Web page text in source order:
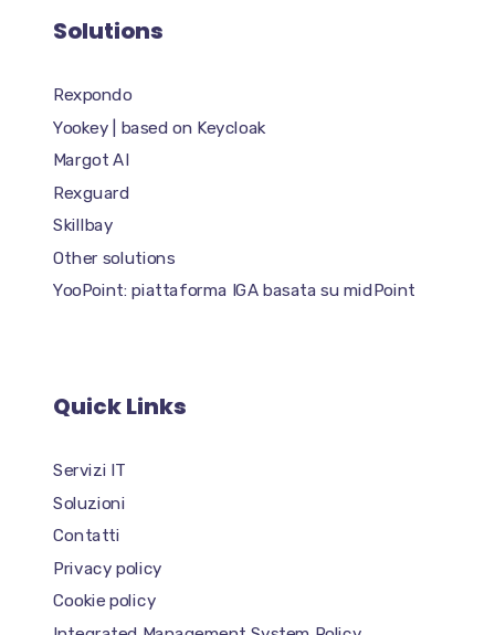
Solutions
Rexpondo
Yookey | based on Keycloak
Margot AI
Rexguard
Skillbay
Other solutions
YooPoint: piattaforma IGA basata su midPoint
Quick Links
Servizi IT
Soluzioni
Contatti
Privacy policy
Cookie policy